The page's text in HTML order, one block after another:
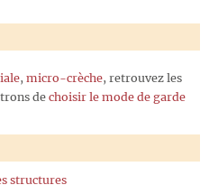
, micro-crèche, retrouvez les
de choisir le mode de garde
structures